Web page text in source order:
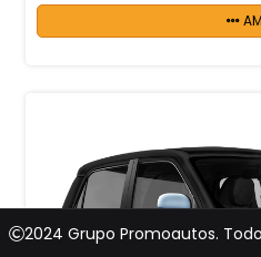
2024 Grupo Promoautos.